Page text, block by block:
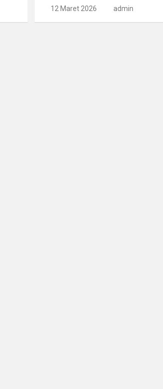
12 Maret 2026 admin